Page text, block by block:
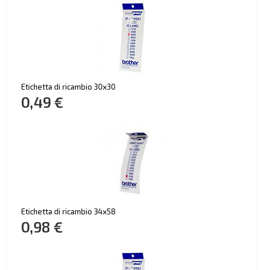
Etichetta di ricambio 30x30
0,49 €
Etichetta di ricambio 34x58
0,98 €